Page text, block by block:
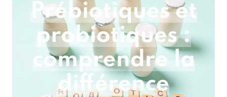
Prébiotiques et
probiotiques :
comprendre la
différence